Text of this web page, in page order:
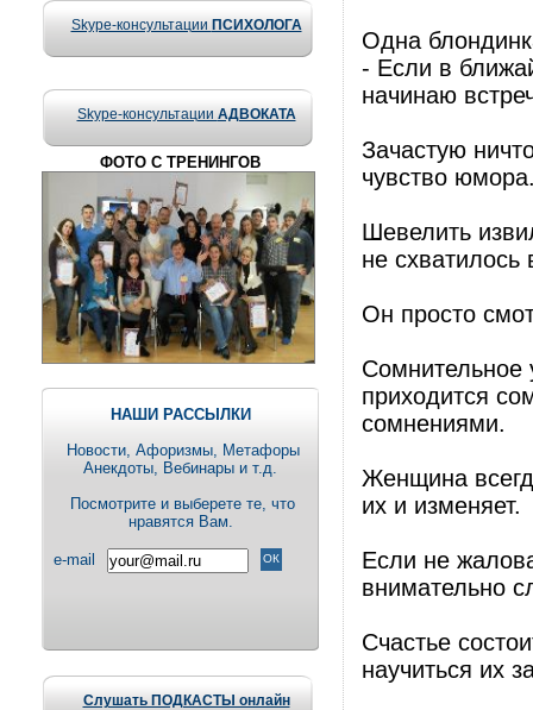
Skype-консультации ПСИХОЛОГА
Skype-консультации АДВОКАТА
ФОТО С ТРЕНИНГОВ
НАШИ РАССЫЛКИ
Новости, Aфоризмы, Метафоры
Анекдоты, Вебинары и т.д.
Посмотрите и выберете те, что
нравятся Вам.
e-mail
Слушать ПОДКАСТЫ онлайн
Одна
- Если в
начинаю
Зачастую
чувство
Шевелить
не схватилось
Он просто
Сомнительное
приходится
сомнениями.
Женщина
их и изменяет.
Если не
внимательно
Счастье
научиться их